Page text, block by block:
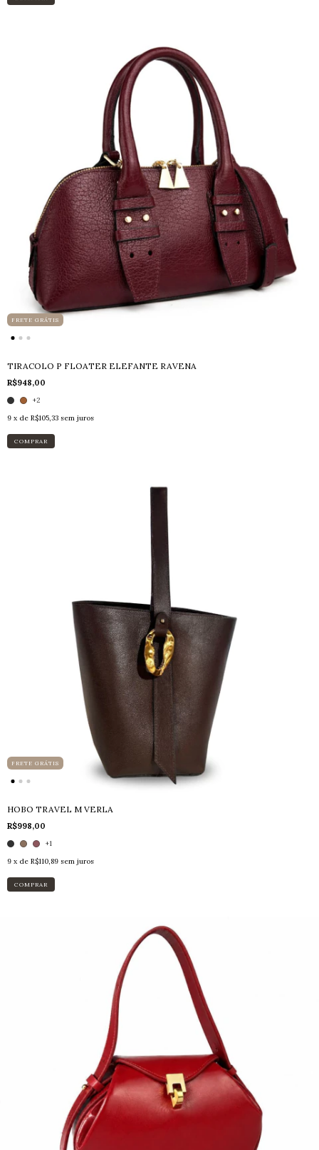
FRETE GRÁTIS
TIRACOLO P FLOATER ELEFANTE RAVENA
R$948,00
+2
9 x de R$105,33 sem juros
COMPRAR
FRETE GRÁTIS
HOBO TRAVEL M VERLA
R$998,00
+1
9 x de R$110,89 sem juros
COMPRAR